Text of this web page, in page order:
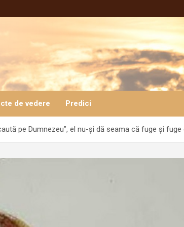
de vedere Predici
pe Dumnezeu”, el nu-și dă seama că fuge și